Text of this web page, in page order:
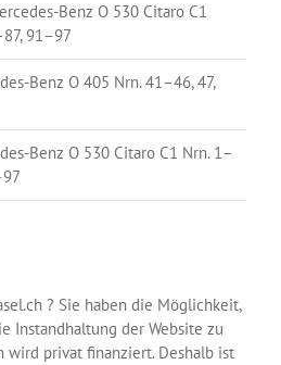
Benz O 530 Citaro C1
91–97
Benz O 405 Nrn. 41–46, 47,
Benz O 530 Citaro C1 Nrn. 1–
? Sie haben die Möglichkeit,
Instandhaltung der Website zu
wird privat finanziert. Deshalb ist